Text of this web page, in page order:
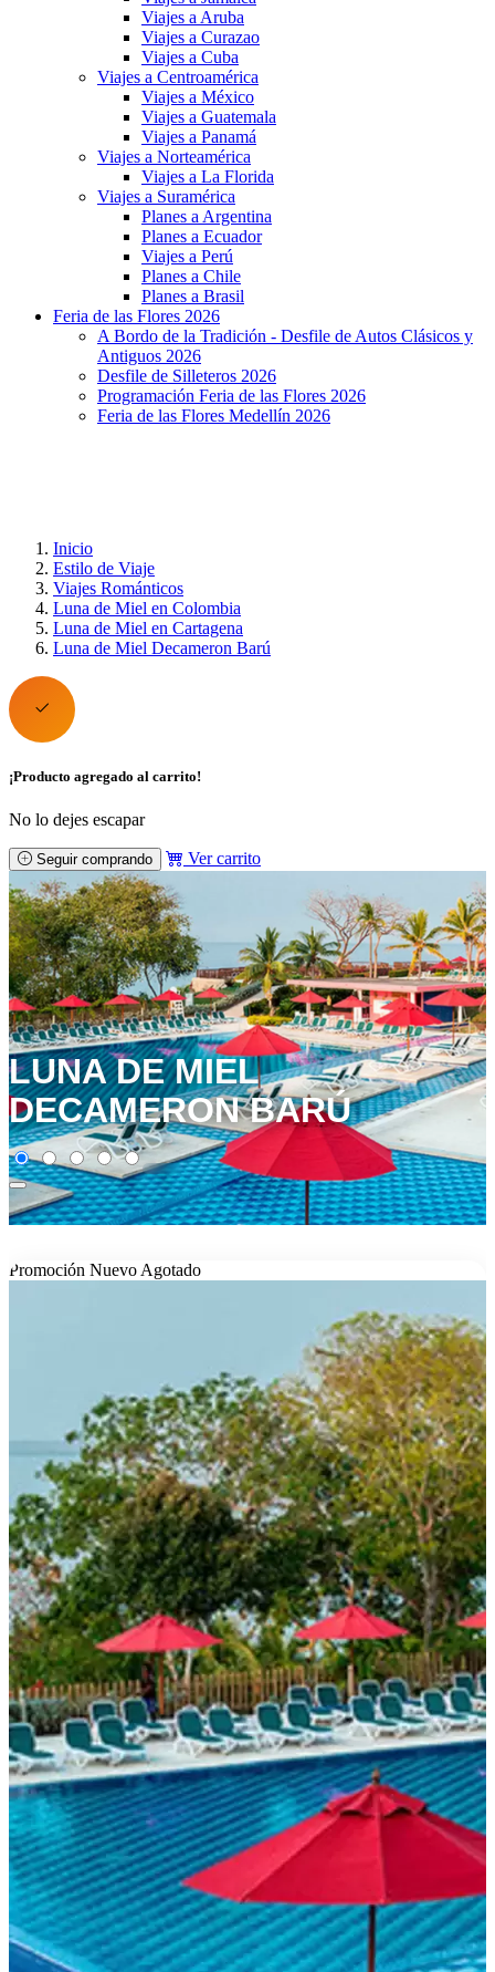
Viajes a Aruba
Viajes a Curazao
Viajes a Cuba
Viajes a Centroamérica
Viajes a México
Viajes a Guatemala
Viajes a Panamá
Viajes a Norteamérica
Viajes a La Florida
Viajes a Suramérica
Planes a Argentina
Planes a Ecuador
Viajes a Perú
Planes a Chile
Planes a Brasil
Feria de las Flores 2026
A Bordo de la Tradición - Desfile de Autos Clásicos y
Antiguos 2026
Desfile de Silleteros 2026
Programación Feria de las Flores 2026
Feria de las Flores Medellín 2026
Inicio
Estilo de Viaje
Viajes Románticos
Luna de Miel en Colombia
Luna de Miel en Cartagena
Luna de Miel Decameron Barú
¡Producto agregado al carrito!
No lo dejes escapar
Seguir comprando Ver carrito
LUNA DE MIEL
DECAMERON BARÚ
Promoción Nuevo Agotado